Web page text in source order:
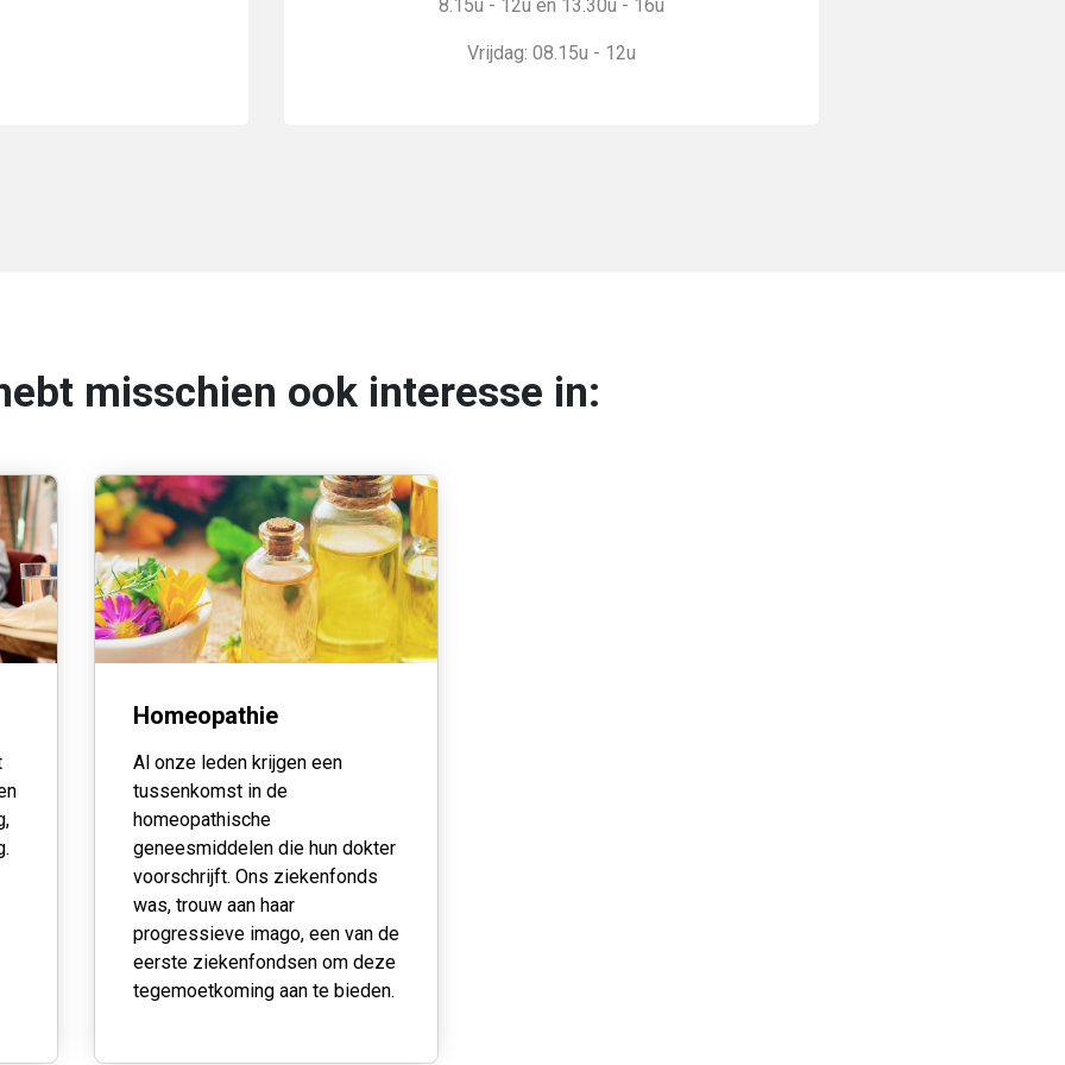
8.15u - 12u en 13.30u - 16u
Vrijdag: 08.15u - 12u
misschien ook interesse in:
Homeopathie
Al onze leden krijgen een
tussenkomst in de
homeopathische
geneesmiddelen die hun dokter
voorschrijft. Ons ziekenfonds
was, trouw aan haar
progressieve imago, een van de
eerste ziekenfondsen om deze
tegemoetkoming aan te bieden.